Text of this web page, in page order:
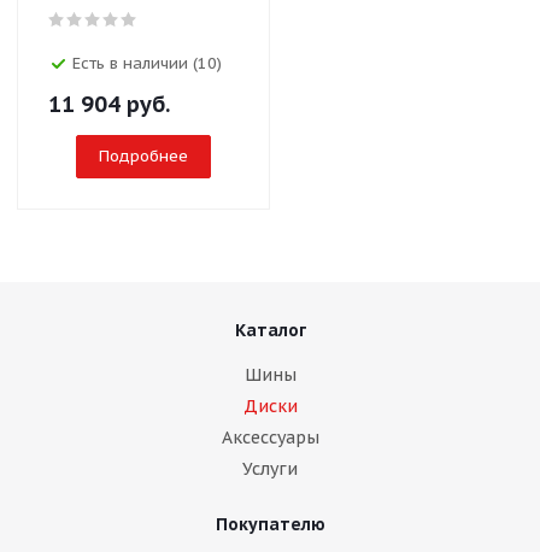
Есть в наличии (10)
11 904 руб.
Подробнее
Каталог
Шины
Диски
Аксессуары
Услуги
Покупателю